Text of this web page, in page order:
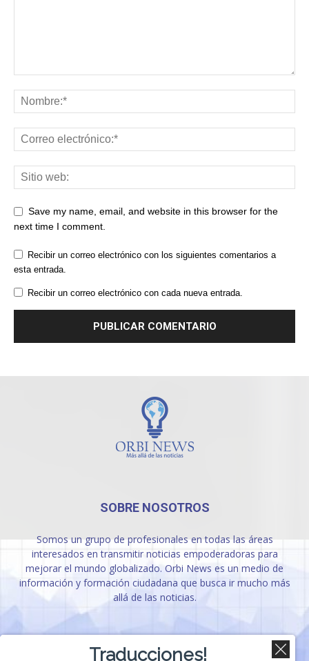
Save my name, email, and website in this browser for the
next time I comment.
Recibir un correo electrónico con los siguientes comentarios a
esta entrada.
Recibir un correo electrónico con cada nueva entrada.
SOBRE NOSOTROS
Somos un grupo de profesionales en todas las áreas
interesados en transmitir noticias empoderadoras para
mejorar el mundo globalizado. Orbi News es un medio de
información y formación ciudadana que busca ir mucho más
allá de las noticias.
SÍGUENOS
Traducciones!